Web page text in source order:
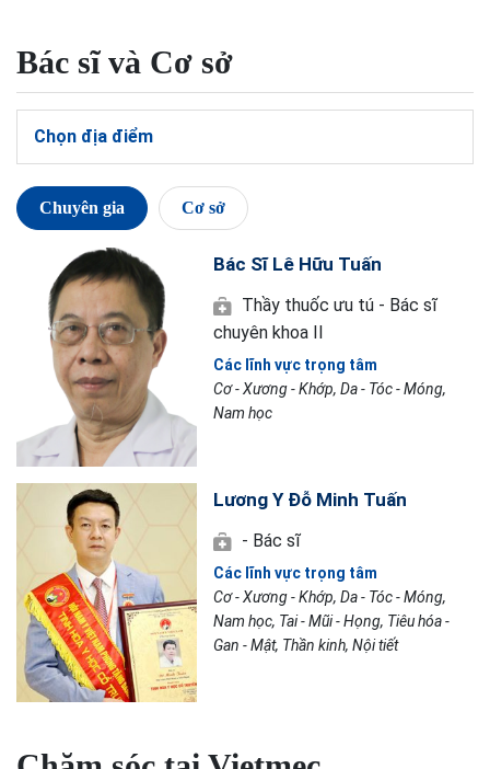
Bác sĩ và Cơ sở
Chọn địa điểm
Chuyên gia Cơ sở
Bác Sĩ Lê Hữu Tuấn
Thầy thuốc ưu tú - Bác sĩ
chuyên khoa II
Các lĩnh vực trọng tâm
Cơ - Xương - Khớp, Da - Tóc - Móng,
Nam học
Lương Y Đỗ Minh Tuấn
- Bác sĩ
Các lĩnh vực trọng tâm
Cơ - Xương - Khớp, Da - Tóc - Móng,
Nam học, Tai - Mũi - Họng, Tiêu hóa -
Gan - Mật, Thần kinh, Nội tiết